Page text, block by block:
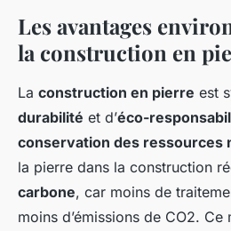
Les avantages
la construction en
La construction en pierre est
durabilité et d’éco-
conservation des ressources
la pierre dans la construction
carbone, car moins de
moins d’émissions de CO2.